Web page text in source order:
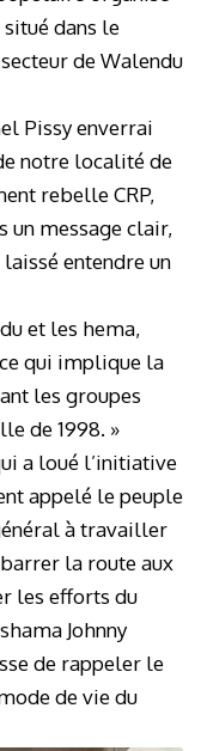
dans le
de Walendu
Pissy enverrai
notre localité de
rebelle CRP,
un message clair,
entendre un
et les hema,
qui implique la
les groupes
de 1998. »
a loué l’initiative
appelé le peuple
à travailler
la route aux
les efforts du
Johnny
de rappeler le
de vie du